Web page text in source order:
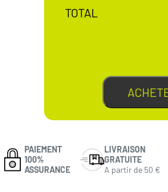
TOTAL
PAIEMENT
100%
ASSURANCE
LIVRAISON
GRATUITE
A partir de 50 €